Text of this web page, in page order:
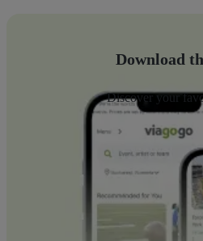
Download
Discover your